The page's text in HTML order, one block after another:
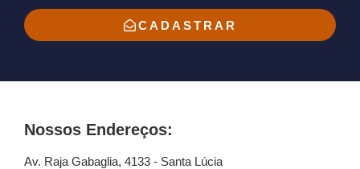
Nossos Endereços:
Av. Raja Gabaglia, 4133 - Santa Lúcia
CADASTRAR